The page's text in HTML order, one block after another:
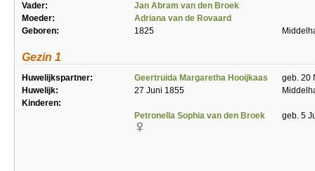
Vader:
Jan Abram van den Broek
Moeder:
Adriana van de Rovaard
Geboren:
1825
Gezin 1
Huwelijkspartner: Geertruida Margaretha Hooijkaas
geb. 20
Huwelijk:
27 Juni 1855
Kinderen:
Petronella Sophia van den Broek
geb. 5